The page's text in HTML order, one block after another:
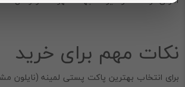
نکات مهم برای خرید